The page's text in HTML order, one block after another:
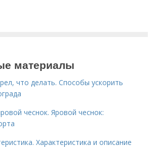
материалы
что делать. Способы ускорить
чеснок. Яровой чеснок:
Характеристика и описание